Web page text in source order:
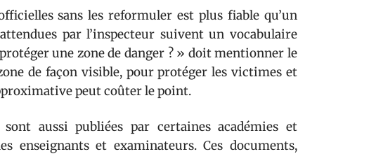
sans les reformuler est plus fiable qu’un
par l’inspecteur suivent un vocabulaire
une zone de danger ? » doit mentionner le
de façon visible, pour protéger les victimes et
peut coûter le point.
aussi publiées par certaines académies et
enseignants et examinateurs. Ces documents,